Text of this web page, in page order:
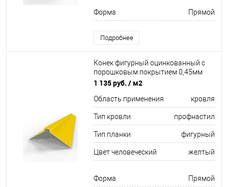
Форма Прямой
Подробнее
Конек фигурный оцинкованный c
порошковым покрытием 0,45мм
RAL 1021
1 135 руб. / м2
Область применения кровля
Тип кровли профнастил
Тип планки фигурный
Цвет человеческий желтый
Форма Прямой